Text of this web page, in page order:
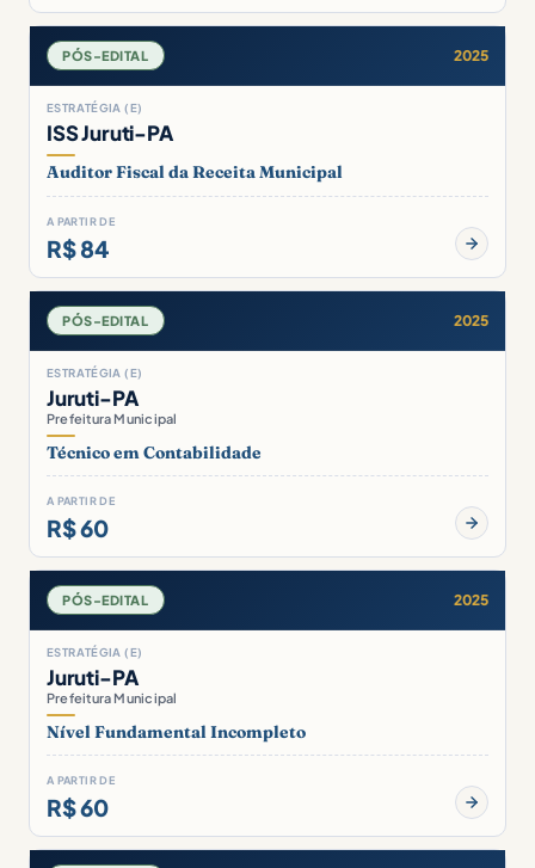
PÓS-EDITAL 2025
ESTRATÉGIA (E)
ISS Juruti-PA
Auditor Fiscal da Receita Municipal
A PARTIR DE
R$ 84
PÓS-EDITAL 2025
ESTRATÉGIA (E)
Juruti-PA
Prefeitura Municipal
Técnico em Contabilidade
A PARTIR DE
R$ 60
PÓS-EDITAL 2025
ESTRATÉGIA (E)
Juruti-PA
Prefeitura Municipal
Nível Fundamental Incompleto
A PARTIR DE
R$ 60